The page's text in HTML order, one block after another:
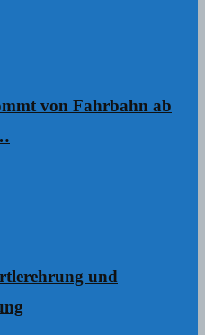
von Fahrbahn ab
und